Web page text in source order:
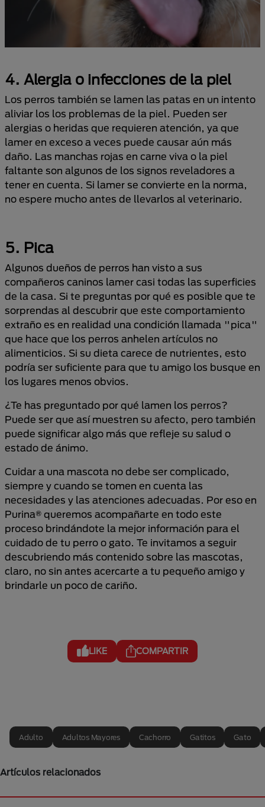
4. Alergia o infecciones de la piel
Los perros también se lamen las patas en un intento
aliviar los los problemas de la piel. Pueden ser
alergias o heridas que requieren atención, ya que
lamer en exceso a veces puede causar aún más
daño. Las manchas rojas en carne viva o la piel
faltante son algunos de los signos reveladores a
tener en cuenta. Si lamer se convierte en la norma,
no espere mucho antes de llevarlos al veterinario.
5. Pica
Algunos dueños de perros han visto a sus
compañeros caninos lamer casi todas las superficies
de la casa. Si te preguntas por qué es posible que te
sorprendas al descubrir que este comportamiento
extraño es en realidad una condición llamada "pica"
que hace que los perros anhelen artículos no
alimenticios. Si su dieta carece de nutrientes, esto
podría ser suficiente para que tu amigo los busque en
los lugares menos obvios.
¿Te has preguntado por qué lamen los perros?
Puede ser que así muestren su afecto, pero también
puede significar algo más que refleje su salud o
estado de ánimo.
Cuidar a una mascota no debe ser complicado,
siempre y cuando se tomen en cuenta las
necesidades y las atenciones adecuadas. Por eso en
Purina® queremos acompañarte en todo este
proceso brindándote la mejor información para el
cuidado de tu perro o gato. Te invitamos a seguir
descubriendo más contenido sobre las mascotas,
claro, no sin antes acercarte a tu pequeño amigo y
brindarle un poco de cariño.
LIKE COMPARTIR
Adulto Adultos Mayores Cachorro Gatitos Gato
Artículos relacionados